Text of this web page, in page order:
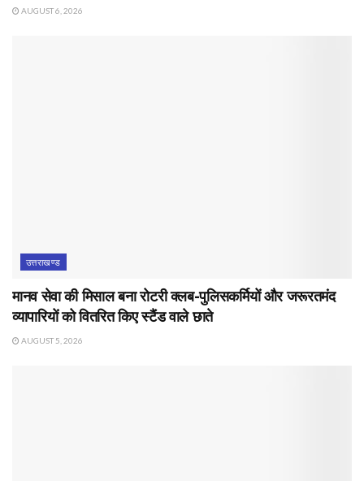
AUGUST 6, 2026
उत्तराखण्ड
मानव सेवा की मिसाल बना रोटरी क्लब-पुलिसकर्मियों और जरूरतमंद
व्यापारियों को वितरित किए स्टैंड वाले छाते
AUGUST 5, 2026